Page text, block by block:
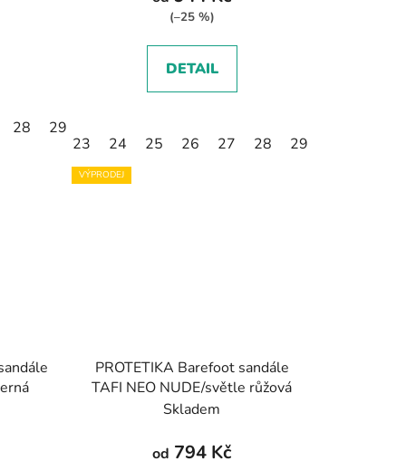
28 29
(–25 %)
DETAIL
23 24 25 26 27 28 29
VÝPRODEJ
PROTETIKA Barefoot sandále
TAFI NEO NUDE/světle růžová
Skladem
od 794 Kč